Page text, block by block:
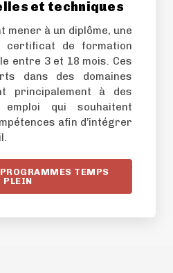
et techniques
mener à un diplôme, une
certificat de formation
entre 3 et 18 mois. Ces
dans des domaines
principalement à des
qui souhaitent
afin d’intégrer
TEMPS
PLEIN